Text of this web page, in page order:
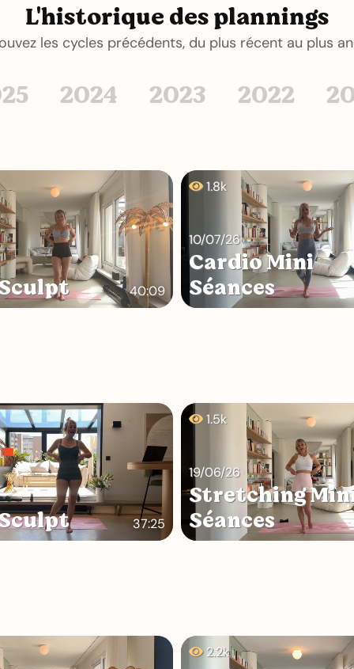
L'historique des plannings
les cycles précédents, du plus récent au plus
2024 2023 2022
40:09
10/07/26
Cardio Mini
Séances
1.8k
37:25
19/06/26
Stretching
Séances
1.5k
2.2k